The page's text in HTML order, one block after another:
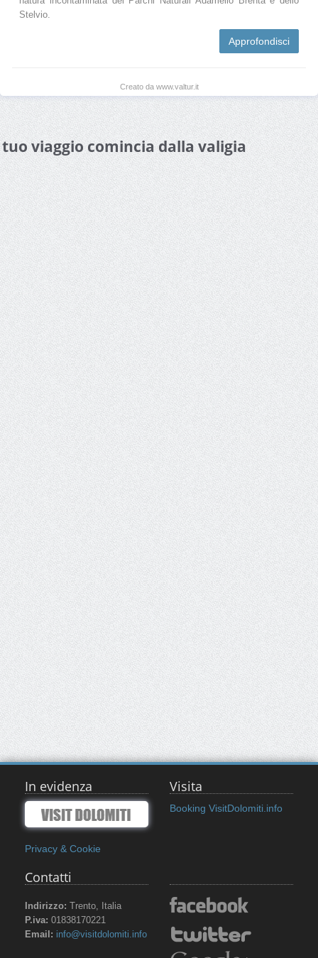
Stelvio.
Approfondisci
Creato da www.valtur.it
viaggio comincia dalla valigia
In evidenza
Privacy & Cookie
Visita
Booking VisitDolomiti.info
Contatti
Indirizzo: Trento, Italia
P.iva: 01838170221
Email: info@visitdolomiti.info